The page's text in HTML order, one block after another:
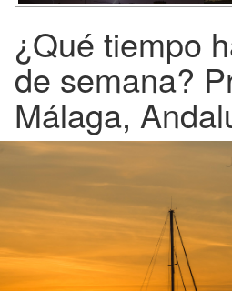
¿Qué tiempo
de semana?
Málaga,